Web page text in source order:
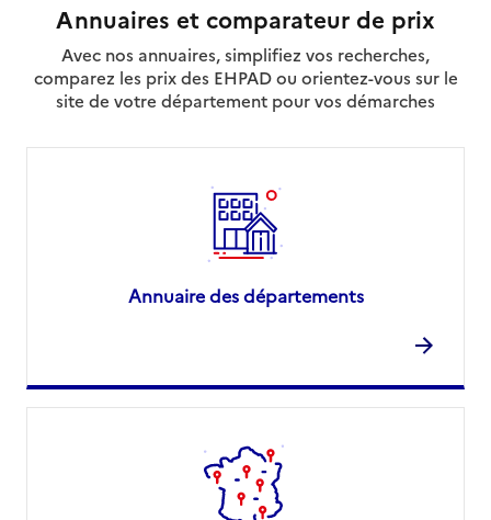
Annuaires et comparateur de prix
Avec nos annuaires, simplifiez vos recherches,
comparez les prix des EHPAD ou orientez-vous sur le
site de votre département pour vos démarches
Annuaire des départements